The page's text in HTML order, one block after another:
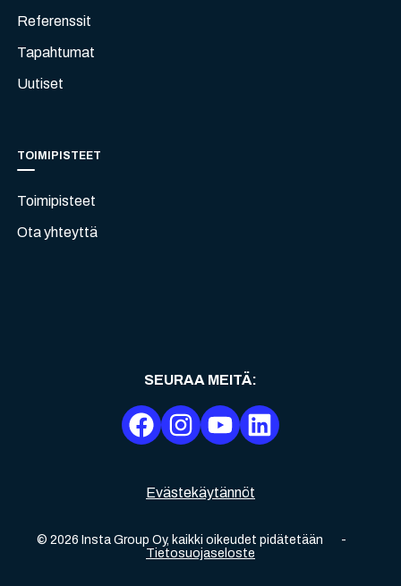
Referenssit
Tapahtumat
Uutiset
TOIMIPISTEET
Toimipisteet
Ota yhteyttä
Evästekäytännöt
© 2026 Insta Group Oy, kaikki oikeudet pidätetään
-
Tietosuojaseloste
SEURAA MEITÄ: